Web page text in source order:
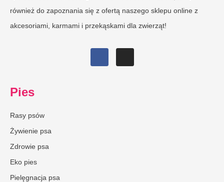
również do zapoznania się z ofertą naszego sklepu online z
akcesoriami, karmami i przekąskami dla zwierząt!
Pies
Rasy psów
Żywienie psa
Zdrowie psa
Eko pies
Pielęgnacja psa